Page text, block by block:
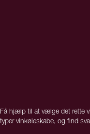
Få hjælp til at vælge det rette
typer vinkøleskabe, og find